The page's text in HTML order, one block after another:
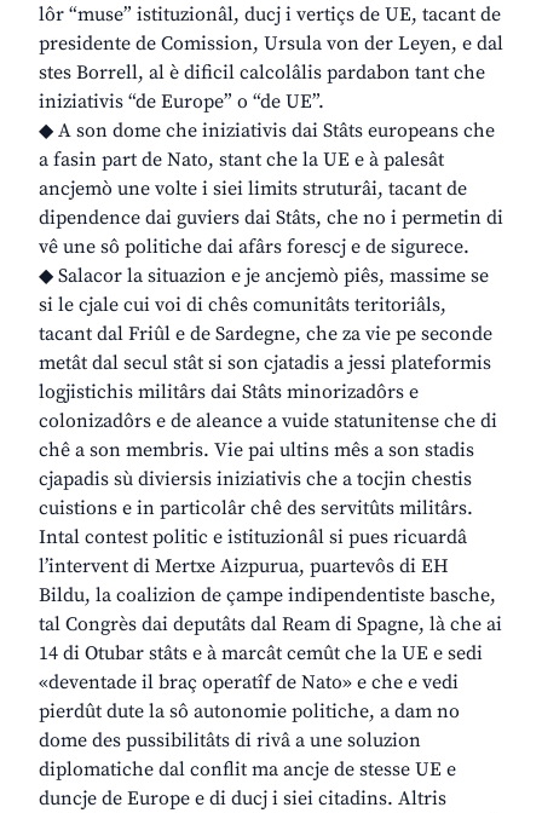
lôr “muse” istituzionâl, ducj i vertiçs de UE, tacant de
presidente de Comission, Ursula von der Leyen, e dal
stes Borrell, al è dificil calcolâlis pardabon tant che
iniziativis “de Europe” o “de UE”.
◆ A son dome che iniziativis dai Stâts europeans che
a fasin part de Nato, stant che la UE e à palesât
ancjemò une volte i siei limits struturâi, tacant de
dipendence dai guviers dai Stâts, che no i permetin di
vê une sô politiche dai afârs forescj e de sigurece.
◆ Salacor la situazion e je ancjemò piês, massime se
si le cjale cui voi di chês comunitâts teritoriâls,
tacant dal Friûl e de Sardegne, che za vie pe seconde
metât dal secul stât si son cjatadis a jessi plateformis
logjistichis militârs dai Stâts minorizadôrs e
colonizadôrs e de aleance a vuide statunitense che di
chê a son membris. Vie pai ultins mês a son stadis
cjapadis sù diviersis iniziativis che a tocjin chestis
cuistions e in particolâr chê des servitûts militârs.
Intal contest politic e istituzionâl si pues ricuardâ
l’intervent di Mertxe Aizpurua, puartevôs di EH
Bildu, la coalizion de çampe indipendentiste basche,
tal Congrès dai deputâts dal Ream di Spagne, là che ai
14 di Otubar stâts e à marcât cemût che la UE e sedi
«deventade il braç operatîf de Nato» e che e vedi
pierdût dute la sô autonomie politiche, a dam no
dome des pussibilitâts di rivâ a une soluzion
diplomatiche dal conflit ma ancje de stesse UE e
duncje de Europe e di ducj i siei citadins. Altris